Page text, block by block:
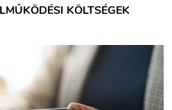
MŰKÖDÉSI KÖLTSÉGEK